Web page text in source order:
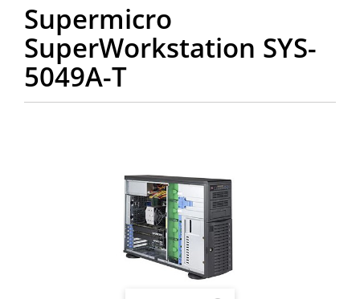
Supermicro
SuperWorkstation SYS-
5049A-T